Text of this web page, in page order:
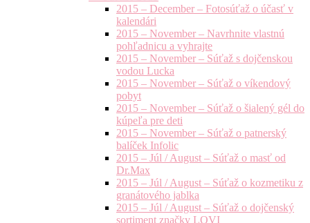
2015 – December – Fotosúťaž o účasť v
kalendári
2015 – November – Navrhnite vlastnú
pohľadnicu a vyhrajte
2015 – November – Súťaž s dojčenskou
vodou Lucka
2015 – November – Súťaž o víkendový
pobyt
2015 – November – Súťaž o šialený gél do
kúpeľa pre deti
2015 – November – Súťaž o patnerský
balíček Infolic
2015 – Júl / August – Súťaž o masť od
Dr.Max
2015 – Júl / August – Súťaž o kozmetiku z
granátového jablka
2015 – Júl / August – Súťaž o dojčenský
sortiment značky LOVI